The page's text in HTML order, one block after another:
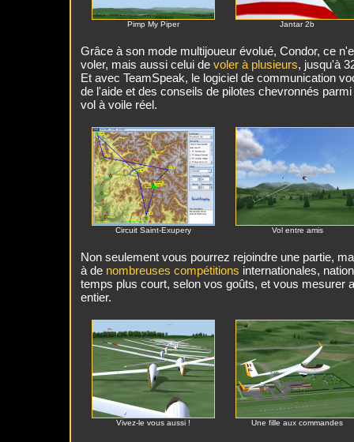
Pimp My Piper Jantar 2b
Grâce à son mode multijoueur évolué, Condor, ce
voler, mais aussi celui de voler à plusieurs, jusqu'à
Et avec TeamSpeak, le logiciel de communication
de l'aide et des conseils de pilotes chevronnés
vol à voile réel.
Circuit Saint-Exupery Vol entre amis
Non seulement vous pourrez rejoindre une partie,
à de nombreuses compétitions internationales,
temps plus court, selon vos goûts, et vous mesurer
entier.
Vivez-le vous aussi ! Une fille aux commandes